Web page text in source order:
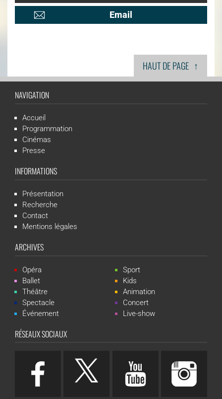
Email
HAUT DE PAGE ↑
NAVIGATION
Accueil
Programmation
Cinémas
Presse
INFORMATIONS
Présentation
Recherche
Contact
Mentions légales
ARCHIVES
Opéra
Ballet
Théâtre
Spectacle
Événement
Sport
Kids
Animation
Concert
Live-show
RÉSEAUX SOCIAUX